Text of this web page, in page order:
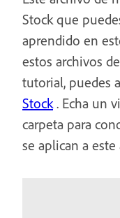
Stock que
aprendido en
estos archivos
tutorial, puedes
Stock. Echa un
carpeta para
se aplican a